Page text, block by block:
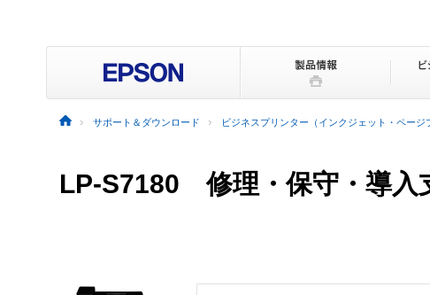
サポート＆ダウンロード ビジネスプリンター（インクジェット・ページ
LP-S7180 修理・保守・導入